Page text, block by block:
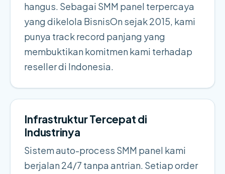
hangus. Sebagai SMM panel terpercaya
yang dikelola BisnisOn sejak 2015, kami
punya track record panjang yang
membuktikan komitmen kami terhadap
reseller di Indonesia.
Infrastruktur Tercepat di
Industrinya
Sistem auto-process SMM panel kami
berjalan 24/7 tanpa antrian. Setiap order